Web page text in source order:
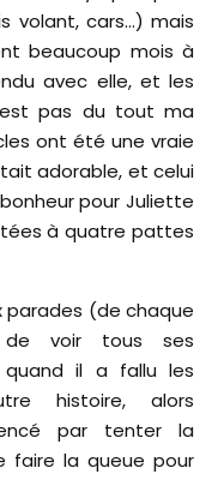
volant, cars…) mais
beaucoup mois à
avec elle, et les
pas du tout ma
ont été une vraie
adorable, et celui
pour Juliette
à quatre pattes
parades (de chaque
voir tous ses
quand il a fallu les
histoire, alors
par tenter la
faire la queue pour